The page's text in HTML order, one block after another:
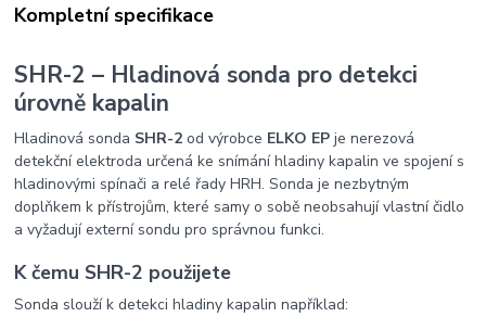
Kompletní specifikace
SHR-2 – Hladinová sonda pro detekci
úrovně kapalin
Hladinová sonda SHR-2 od výrobce ELKO EP je nerezová
detekční elektroda určená ke snímání hladiny kapalin ve spojení s
hladinovými spínači a relé řady HRH. Sonda je nezbytným
doplňkem k přístrojům, které samy o sobě neobsahují vlastní čidlo
a vyžadují externí sondu pro správnou funkci.
K čemu SHR-2 použijete
Sonda slouží k detekci hladiny kapalin například: